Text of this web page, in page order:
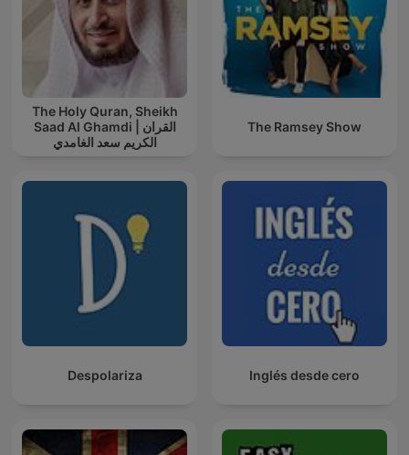
The Holy Quran, Sheikh
Saad Al Ghamdi | القران
الكريم سعد الغامدي
The Ramsey Show
Despolariza Inglés desde cero